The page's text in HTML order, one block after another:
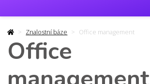
Znalostní báze Office management
Office